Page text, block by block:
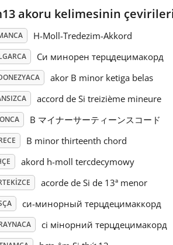
akoru kelimesinin çevirileri
H-Moll-Tredezim-Akkord
Си минорен терцдецимакорд
akor B minor ketiga belas
accord de Si treizième mineure
B マイナーサーティーンスコード
B minor thirteenth chord
akord h-moll tercdecymowy
acorde de Si de 13ª menor
си-минорный терцдецимаккорд
сі мінорний терцдецимакорд